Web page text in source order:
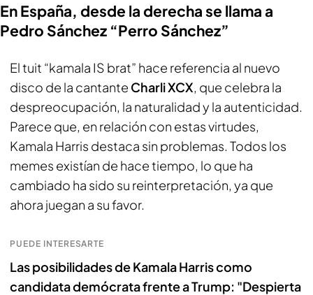
En España, desde la derecha se llama a
Pedro Sánchez “Perro Sánchez”
El tuit “kamala IS brat” hace referencia al nuevo
disco de la cantante Charli XCX, que celebra la
despreocupación, la naturalidad y la autenticidad.
Parece que, en relación con estas virtudes,
Kamala Harris destaca sin problemas. Todos los
memes existían de hace tiempo, lo que ha
cambiado ha sido su reinterpretación, ya que
ahora juegan a su favor.
PUEDE INTERESARTE
Las posibilidades de Kamala Harris como
candidata demócrata frente a Trump: "Despierta